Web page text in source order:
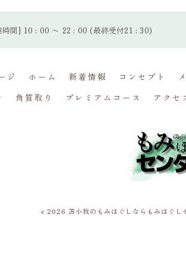
時間] 10 : 00 〜 22 : 00 (最終受付21 : 30)
ジ ホーム 新着情報 コンセプト
角質取り プレミアムコース アクセ
c 2026 苫小牧のもみほぐしならもみほぐ